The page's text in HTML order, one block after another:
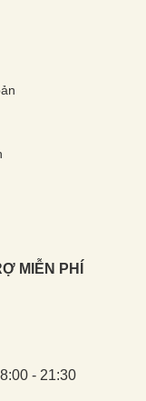
MIỄN PHÍ
- 21:30